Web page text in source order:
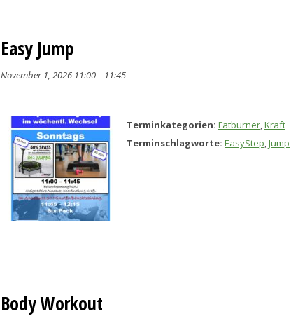
Easy Jump
November 1, 2026 11:00– 11:45
Terminkategorien: Fatburner,Kraft
Terminschlagworte: EasyStep,Jump
Body Workout